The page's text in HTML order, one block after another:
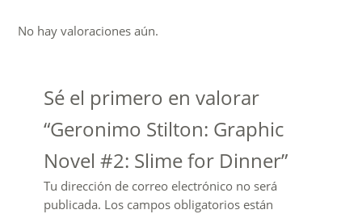
No hay valoraciones aún.
Sé el primero en valorar
“Geronimo Stilton: Graphic
Novel #2: Slime for Dinner”
Tu dirección de correo electrónico no será
publicada. Los campos obligatorios están